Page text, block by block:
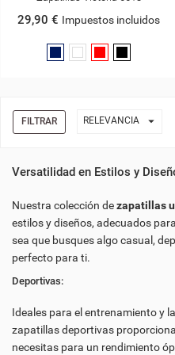
29,90 € Impuestos incluidos
AzulBlanco
FILTRAR RELEVANCIA 
Versatilidad en Estilos y
Nuestra colección dezapatillas
estilos y diseños, adecuados
sea que busques algo casual,
perfecto para ti.
Deportivas:
Ideales para el entrenamiento y
zapatillas deportivas
necesitas para un rendimiento
MY WISHLISTS
((MODALTITLE))
((CONFIRMMESSAGE))
((CANCELTEXT))
((TITLE))
((LABEL))
INICIAR SESIÓN
DEBE INICIAR SESIÓN PARA
LISTA DE DESEOS.